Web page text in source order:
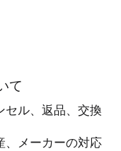
て
セル、返品、交換
、メーカーの対応